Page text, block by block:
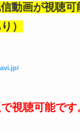
動画が視聴可
）
視聴可能です